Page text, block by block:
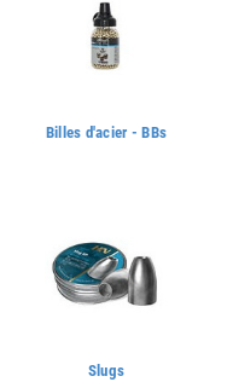
Billes d'acier - BBs
Slugs